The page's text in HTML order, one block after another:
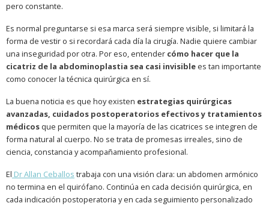
pero constante.
Es normal preguntarse si esa marca será siempre visible, si limitará la
forma de vestir o si recordará cada día la cirugía. Nadie quiere cambiar
una inseguridad por otra. Por eso, entender cómo hacer que la
cicatriz de la abdominoplastia sea casi invisible es tan importante
como conocer la técnica quirúrgica en sí.
La buena noticia es que hoy existen estrategias quirúrgicas
avanzadas, cuidados postoperatorios efectivos y tratamientos
médicos que permiten que la mayoría de las cicatrices se integren de
forma natural al cuerpo. No se trata de promesas irreales, sino de
ciencia, constancia y acompañamiento profesional.
El Dr Allan Ceballos trabaja con una visión clara: un abdomen armónico
no termina en el quirófano. Continúa en cada decisión quirúrgica, en
cada indicación postoperatoria y en cada seguimiento personalizado